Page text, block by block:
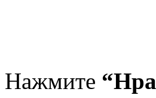
Нажмите